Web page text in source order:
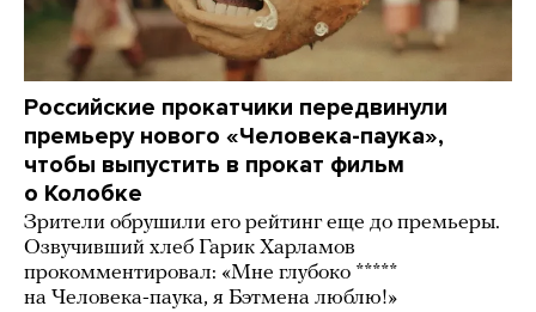
Российские прокатчики передвинули
премьеру нового «Человека-паука»,
чтобы выпустить в прокат фильм
о Колобке
Зрители обрушили его рейтинг еще до премьеры.
Озвучивший хлеб Гарик Харламов
прокомментировал: «Мне глубоко *****
на Человека-паука, я Бэтмена люблю!»